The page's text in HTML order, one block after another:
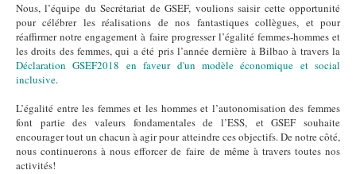
Nous, l’équipe du Secrétariat de GSEF, voulions saisir cette opportunité
pour célébrer les réalisations de nos fantastiques collègues, et pour
réaffirmer notre engagement à faire progresser l’égalité femmes-hommes et
les droits des femmes, qui a été pris l’année dernière à Bilbao à travers la
Déclaration GSEF2018 en faveur d'un modèle économique et social
inclusive.
L’égalité entre les femmes et les hommes et l’autonomisation des femmes
font partie des valeurs fondamentales de l’ESS, et GSEF souhaite
encourager tout un chacun à agir pour atteindre ces objectifs. De notre côté,
nous continuerons à nous efforcer de faire de même à travers toutes nos
activités!